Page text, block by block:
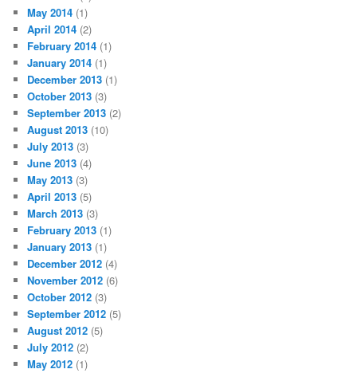
May 2014 (1)
April 2014 (2)
February 2014 (1)
January 2014 (1)
December 2013 (1)
October 2013 (3)
September 2013 (2)
August 2013 (10)
July 2013 (3)
June 2013 (4)
May 2013 (3)
April 2013 (5)
March 2013 (3)
February 2013 (1)
January 2013 (1)
December 2012 (4)
November 2012 (6)
October 2012 (3)
September 2012 (5)
August 2012 (5)
July 2012 (2)
May 2012 (1)